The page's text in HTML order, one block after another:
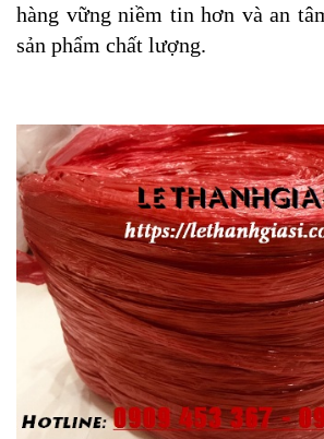
hàng vững niềm tin hơn và an
sản phẩm chất lượng.